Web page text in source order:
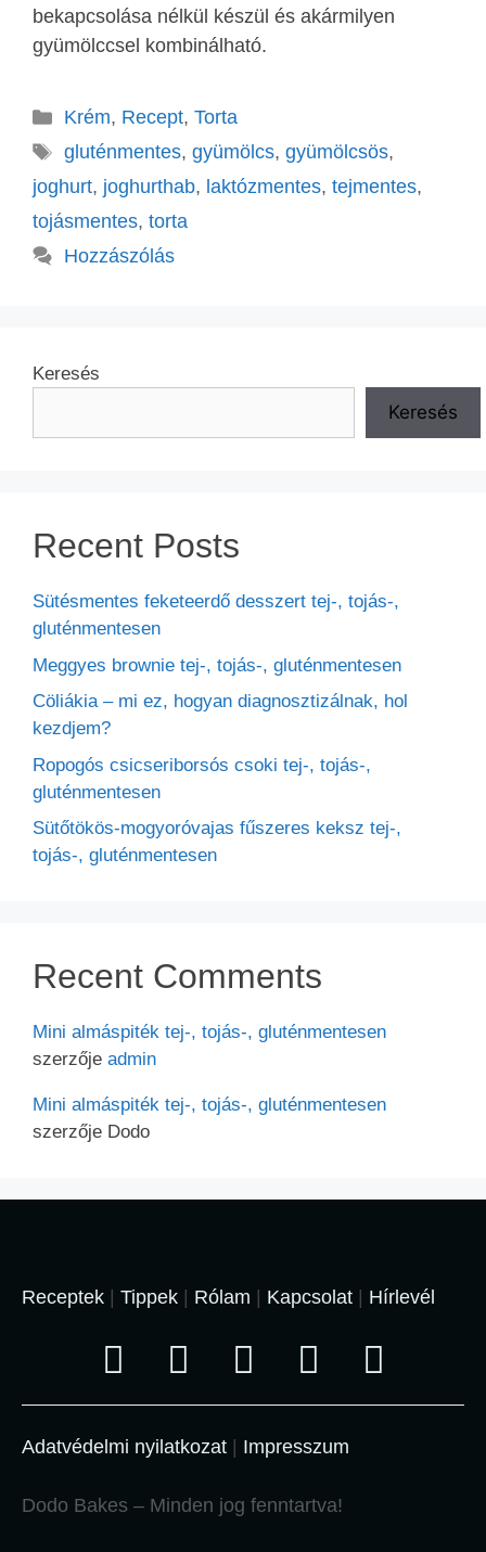
bekapcsolása nélkül készül és akármilyen
gyümölccsel kombinálható.
Krém, Recept, Torta
gluténmentes, gyümölcs, gyümölcsös,
joghurt, joghurthab, laktózmentes, tejmentes,
tojásmentes, torta
Hozzászólás
Keresés
Keresés
Recent Posts
Sütésmentes feketeerdő desszert tej-, tojás-,
gluténmentesen
Meggyes brownie tej-, tojás-, gluténmentesen
Cöliákia – mi ez, hogyan diagnosztizálnak, hol
kezdjem?
Ropogós csicseriborsós csoki tej-, tojás-,
gluténmentesen
Sütőtökös-mogyoróvajas fűszeres keksz tej-,
tojás-, gluténmentesen
Recent Comments
Mini almáspiték tej-, tojás-, gluténmentesen
szerzője admin
Mini almáspiték tej-, tojás-, gluténmentesen
szerzője Dodo
Receptek Tippek Rólam Kapcsolat Hírlevél
Dodo Bakes – Minden jog fenntartva!
Adatvédelmi nyilatkozat Impresszum